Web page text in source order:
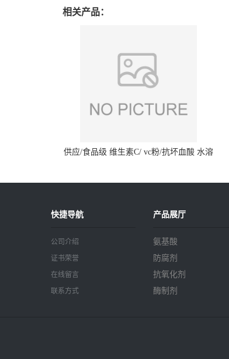
相关产品：
供应/食品级 维生素C/ vc粉/抗坏血酸 水溶
快捷导航
公司介绍
证书荣誉
在线留言
联系方式
产品展厅
氨基酸
防腐剂
抗氧化剂
酶制剂